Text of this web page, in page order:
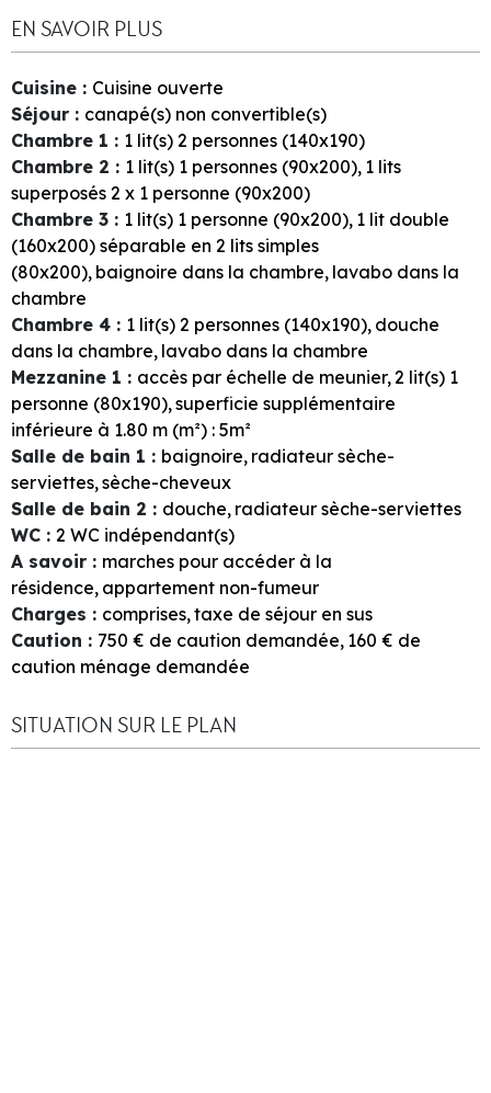
EN SAVOIR PLUS
Cuisine : Cuisine ouverte
Séjour : canapé(s) non convertible(s)
Chambre 1 : 1 lit(s) 2 personnes (140x190)
Chambre 2 : 1 lit(s) 1 personnes (90x200) 1 lits
superposés 2 x 1 personne (90x200)
Chambre 3 : 1 lit(s) 1 personne (90x200) 1 lit double
(160x200) séparable en 2 lits simples
(80x200) baignoire dans la chambre lavabo dans la
chambre
Chambre 4 : 1 lit(s) 2 personnes (140x190) douche
dans la chambre lavabo dans la chambre
Mezzanine 1 : accès par échelle de meunier 2 lit(s) 1
personne (80x190) superficie supplémentaire
inférieure à 1.80 m (m²) : 5m²
Salle de bain 1 : baignoire radiateur sèche-
serviettes sèche-cheveux
Salle de bain 2 : douche radiateur sèche-serviettes
WC : 2 WC indépendant(s)
A savoir : marches pour accéder à la
résidence appartement non-fumeur
Charges : comprises taxe de séjour en sus
Caution : 750 € de caution demandée 160 € de
caution ménage demandée
SITUATION SUR LE PLAN